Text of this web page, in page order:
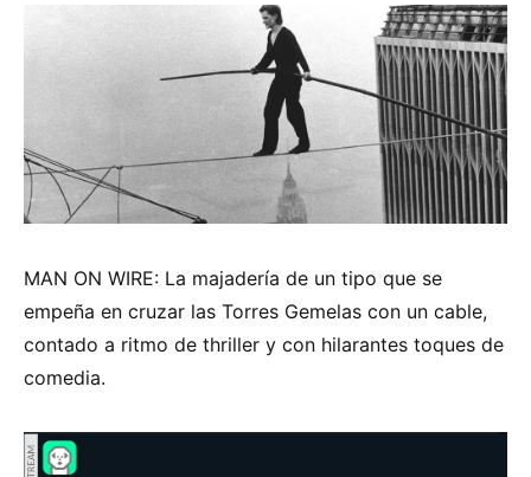
MAN ON WIRE: La majadería de un tipo que se
empeña en cruzar las Torres Gemelas con un cable,
contado a ritmo de thriller y con hilarantes toques de
comedia.